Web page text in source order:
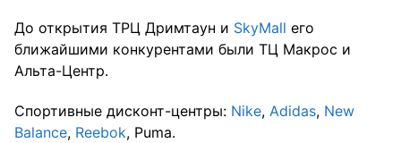
До открытия ТРЦ Дримтаун и SkyMall его
ближайшими конкурентами были ТЦ Макрос и
Альта-Центр.
Спортивные дисконт-центры: Nike, Adidas, New
Balance, Reebok, Puma.